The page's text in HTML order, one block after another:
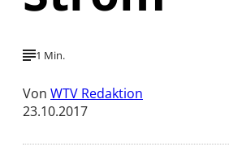
1 Min.
Von WTV Redaktion
23.10.2017